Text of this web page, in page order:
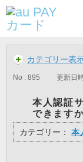
カテゴリー表
No : 895 更新日
本人認証
できます
カテゴリー： 本